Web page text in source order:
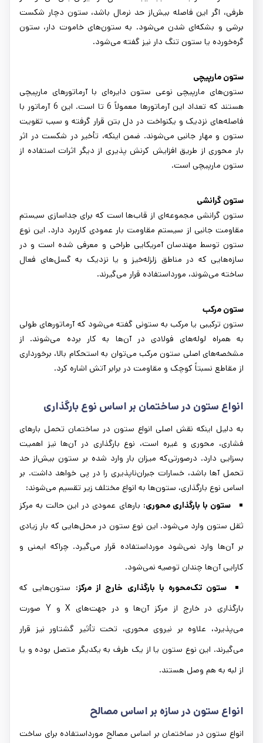
طرفی، اگر این فاصله بیش‌از حد نرمال باشد، ستون دچار شکست
برشی و بشکه‌ای شدن می‌شود. به ستون‌های خاموت دار، ستون
گره‌خورده یا ستون تنگ دار نیز گفته می‌شود.
ستون مارپیچی
ستون‌های مارپیچی نوعی ستون دایره‌ای با آرماتورهای مارپیچی
هستند که تعداد این آرماتورها معمولاً 6 تا است. این 6 آرماتور با
فاصله‌های نزدیک و یکنواخت در دل بتن قرار گرفته و سبب تقویت
ستون و مهار جانبی می‌شوند. ضمن اینکه، تأخیر در شکست در اثر
بار محوری از طریق افزایش کرنش پذیری از دیگر اثرات استفاده از
ستون مارپیچی است.
ستون گرانشی
ستون گرانشی مجموعه‌ای از قاب‌ها است که برای جداسازی سیستم
مقاومت جانبی از سیستم مقاومت بار عمودی کاربرد دارد. این نوع
ستون توسط مهندسان آمریکایی طراحی و معرفی شده است و در
سازه‌هایی که در مناطق زلزله‌خیز و یا نزدیک به گسل‌های فعال
ساخته می‌شوند، مورداستفاده قرار می‌گیرند.
ستون مرکب
ستون ترکیبی یا مرکب به ستونی گفته می‌شود که آرماتورهای طولی
به همراه لوله‌های فولادی در آن‌ها به کار برده می‌شوند. از
مشخصه‌های اصلی ستون مرکب می‌توان به استحکام بالا، برخورداری
از مقاطع نسبتاً کوچک و مقاومت در برابر آتش اشاره کرد.
انواع ستون در ساختمان بر اساس نوع بارگذاری
به دلیل اینکه نقش اصلی انواع ستون در ساختمان تحمل بارهای
فشاری، محوری و غیره است، نوع بارگذاری در آن‌ها نیز اهمیت
بسزایی دارد. درصورتی‌که میزان بار وارد شده بر ستون بیش‌از حد
تحمل آها باشد، خسارات جبران‌ناپذیری را در پی خواهد داشت. بر
اساس نوع بارگذاری، ستون‌ها به انواع مختلف زیر تقسیم می‌شوند:
ستون با بارگذاری محوری: بارهای عمودی در این حالت به مرکز
ثقل ستون وارد می‌شود. این نوع ستون در محل‌هایی که بار زیادی
بر آن‌ها وارد نمی‌شود مورداستفاده قرار می‌گیرد. چراکه ایمنی و
کارایی آن‌ها چندان توصیه نمی‌شود.
ستون تک‌محوره با بارگذاری خارج از مرکز: ستون‌هایی که
بارگذاری در خارج از مرکز آن‌ها و در جهت‌های X و Y صورت
می‌پذیرد، علاوه بر نیروی محوری، تحت تأثیر گشتاور نیز قرار
می‌گیرند. این نوع ستون یا از یک طرف به یکدیگر متصل بوده و یا
از لبه به هم وصل هستند.
انواع ستون در سازه بر اساس مصالح
انواع ستون در ساختمان بر اساس مصالح مورداستفاده برای ساخت